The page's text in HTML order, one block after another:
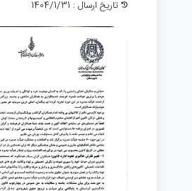
تاریخ ارسال : 1404/1/31